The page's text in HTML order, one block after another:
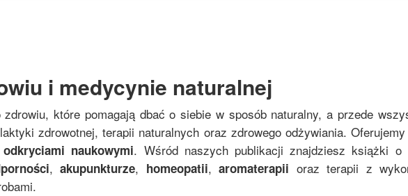
i medycynie naturalnej
które pomagają dbać o siebie w sposób naturalny, a przede
zdrowotnej, terapii naturalnych oraz zdrowego odżywiania. Oferujemy
naukowymi. Wśród naszych publikacji znajdziesz książki o
,akupunkturze, homeopatii,aromaterapii oraz terapii z